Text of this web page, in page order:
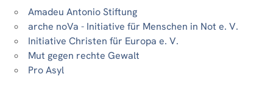
Amadeu Antonio Stiftung
arche noVa - Initiative für Menschen in Not e. V.
Initiative Christen für Europa e. V.
Mut gegen rechte Gewalt
Pro Asyl